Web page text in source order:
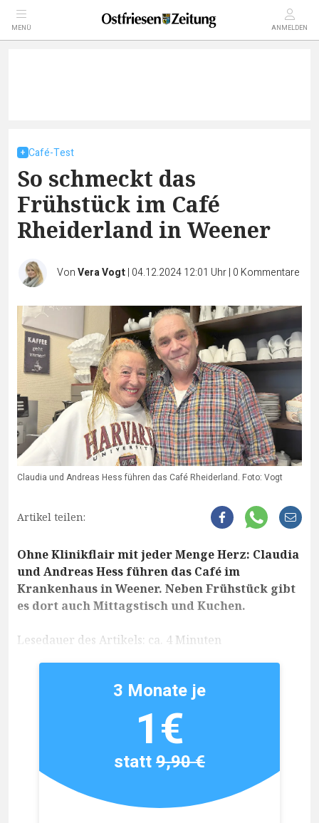
MENÜ ANMELDEN
Café-Test
So schmeckt das
Frühstück im Café
Rheiderland in Weener
VonVera Vogt| 04.12.2024 12:01 Uhr| 0 Kommentare
Claudia und Andreas Hess führen das Café Rheiderland. Foto: Vogt
Artikel teilen:
Ohne Klinikflair mit jeder Menge Herz: Claudia
und Andreas Hess führen das Café im
Krankenhaus in Weener. Neben Frühstück gibt
es dort auch Mittagstisch und Kuchen.
Lesedauer des Artikels: ca. 4 Minuten
3 Monate je
1€
statt9,90 €